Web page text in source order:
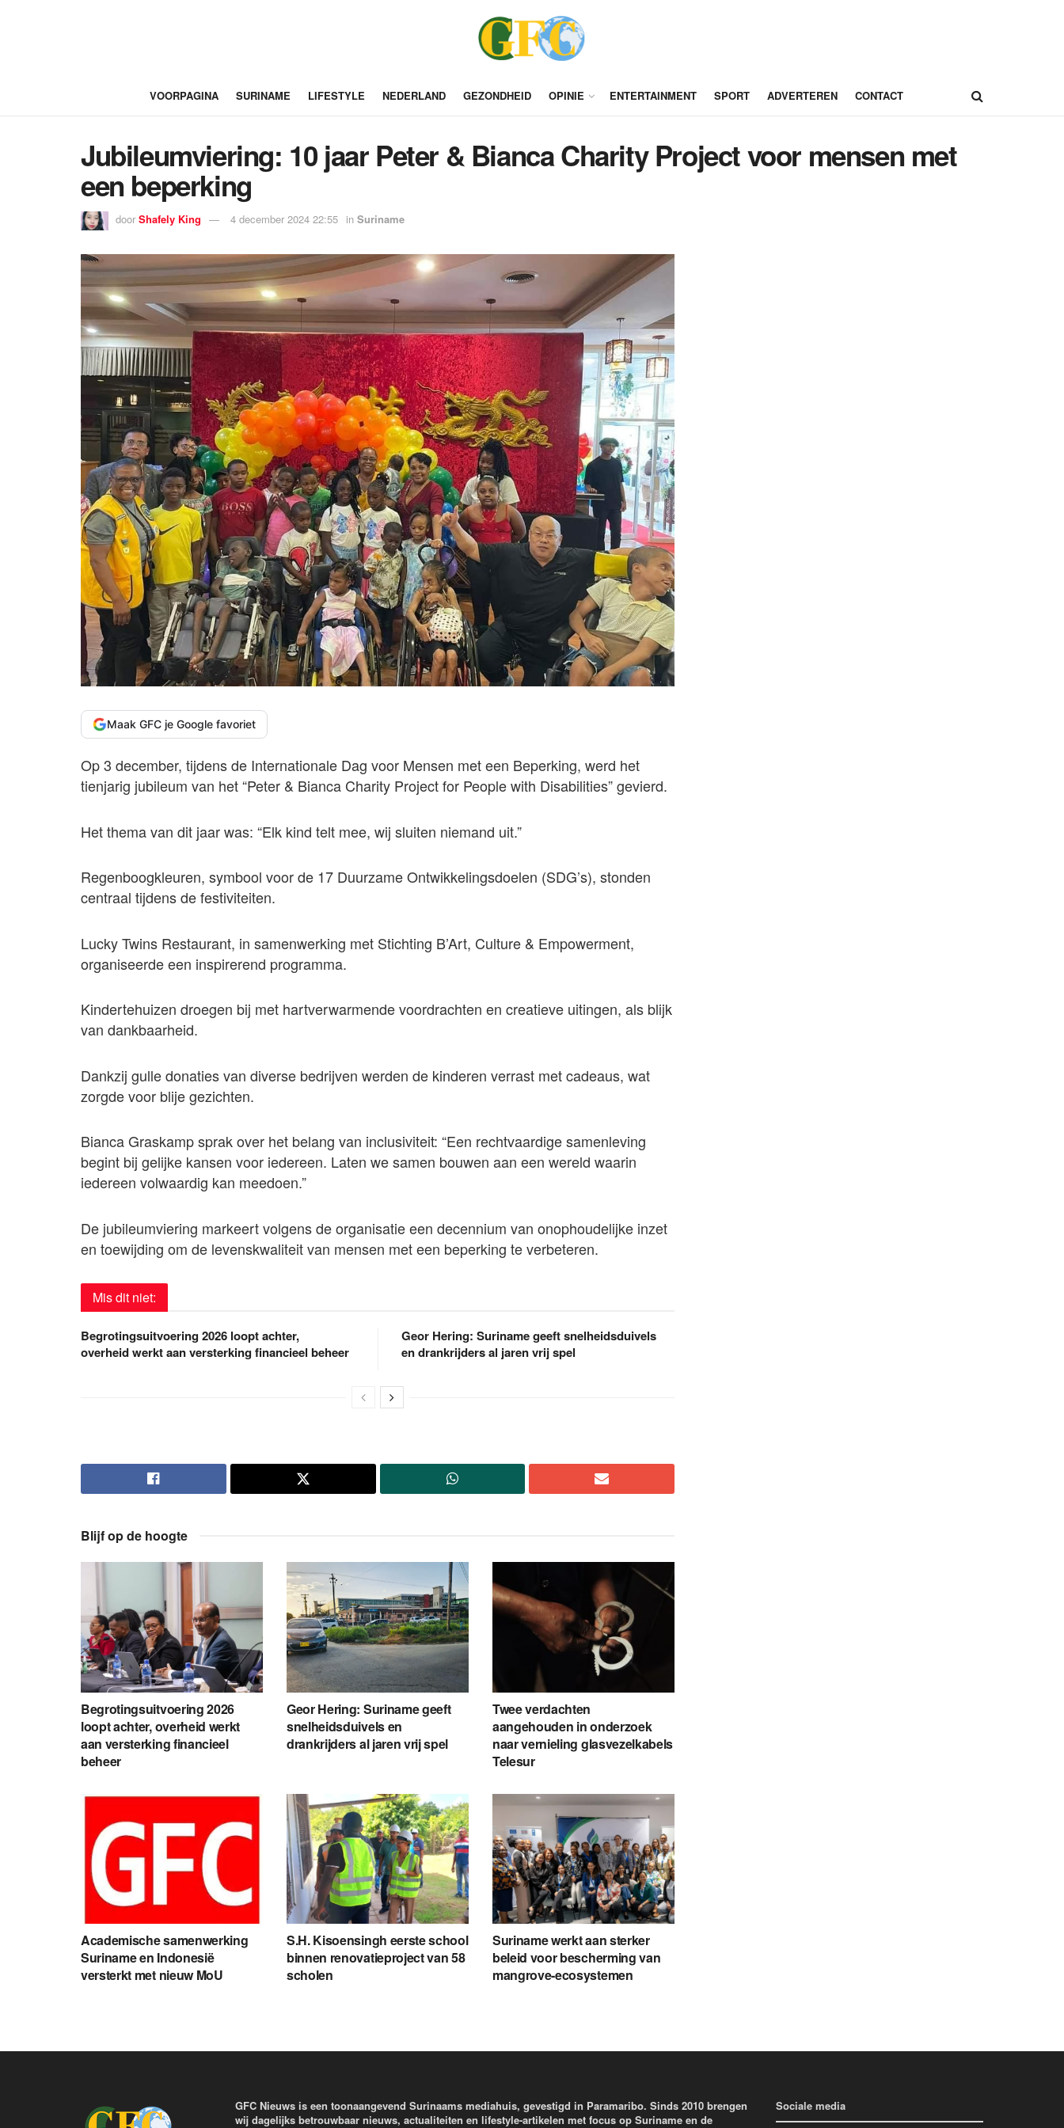
VOORPAGINA SURINAME LIFESTYLE NEDERLAND GEZONDHEID OPINIE ENTERTAINMENT SPORT ADVERTEREN CONTACT
Jubileumviering: 10 jaar Peter & Bianca Charity Project voor mensen met
een beperking
door Shafely King 4 december 2024 22:55 in Suriname
Maak GFC je Google favoriet
Op 3 december, tijdens de Internationale Dag voor Mensen met een Beperking, werd het
tienjarig jubileum van het “Peter & Bianca Charity Project for People with Disabilities” gevierd.
Het thema van dit jaar was: “Elk kind telt mee, wij sluiten niemand uit.”
Regenboogkleuren, symbool voor de 17 Duurzame Ontwikkelingsdoelen (SDG’s), stonden
centraal tijdens de festiviteiten.
Lucky Twins Restaurant, in samenwerking met Stichting B’Art, Culture & Empowerment,
organiseerde een inspirerend programma.
Kindertehuizen droegen bij met hartverwarmende voordrachten en creatieve uitingen, als blijk
van dankbaarheid.
Dankzij gulle donaties van diverse bedrijven werden de kinderen verrast met cadeaus, wat
zorgde voor blije gezichten.
Bianca Graskamp sprak over het belang van inclusiviteit: “Een rechtvaardige samenleving
begint bij gelijke kansen voor iedereen. Laten we samen bouwen aan een wereld waarin
iedereen volwaardig kan meedoen.”
De jubileumviering markeert volgens de organisatie een decennium van onophoudelijke inzet
en toewijding om de levenskwaliteit van mensen met een beperking te verbeteren.
Mis dit niet:
Begrotingsuitvoering 2026 loopt achter,
overheid werkt aan versterking financieel beheer
Geor Hering: Suriname geeft snelheidsduivels
en drankrijders al jaren vrij spel
Blijf op de hoogte
Begrotingsuitvoering 2026
loopt achter, overheid werkt
aan versterking financieel
beheer
Geor Hering: Suriname geeft
snelheidsduivels en
drankrijders al jaren vrij spel
Twee verdachten
aangehouden in onderzoek
naar vernieling glasvezelkabels
Telesur
Academische samenwerking
Suriname en Indonesië
versterkt met nieuw MoU
S.H. Kisoensingh eerste school
binnen renovatieproject van 58
scholen
Suriname werkt aan sterker
beleid voor bescherming van
mangrove-ecosystemen
GFC Nieuws is een toonaangevend Surinaams mediahuis, gevestigd in Paramaribo. Sinds 2010 brengen
wij dagelijks betrouwbaar nieuws, actualiteiten en lifestyle-artikelen met focus op Suriname en de
Sociale media